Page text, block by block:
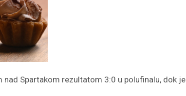
Spartakom rezultatom 3:0 u polufinalu, dok je